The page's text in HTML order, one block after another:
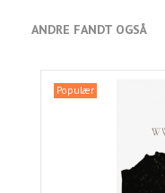
ANDRE FANDT OGSÅ
Populær